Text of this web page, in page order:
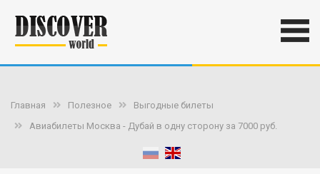
Главная Полезное
Выгодные билеты
Авиабилеты Москва - Дубай в одну сторону за 7000 руб.